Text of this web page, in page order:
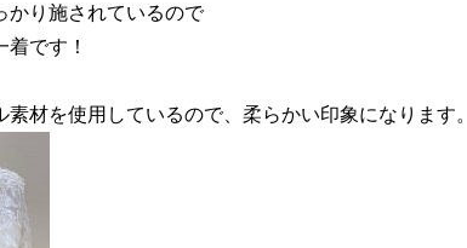
かり施されているので
です！
材を使用しているので、柔らかい印象になります。